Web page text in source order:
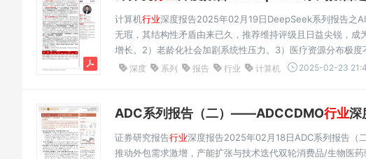
计算机行业深度报告2025年02月19日DeepSeek系列报告之
无瑕，其结构性矛盾由来已久，推荐维持评级且日益尖锐，
增长。2）老龄化社会加剧系统性压力。3）医疗资源分布极
需求。5）医疗人才培养周期长且流动性差。6）基层医疗体
深度 系列 报告 行业 计算机 2025-02-23
ADC系列报告（二）——ADCCDMO行业深度
证券研究报告行业深度报告2025年02月18日ADC系列报告
推动外包需求激增，产能扩张与技术迭代双轮消费品/生物医药